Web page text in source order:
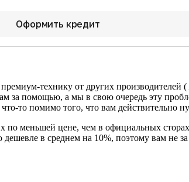
Оформить кредит
технику от других производителей (
за помощью, а мы в свою очередь эту
то помимо того, что вам действительно
меньшей цене, чем в официальных
в среднем на 10%, поэтому вам